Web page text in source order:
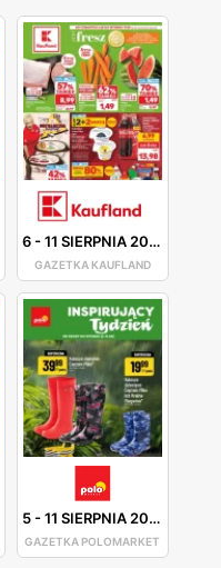
6-11 SIERPNIA 2026
GAZETKA KAUFLAND
5-11 SIERPNIA 2026
GAZETKA POLOMARKET